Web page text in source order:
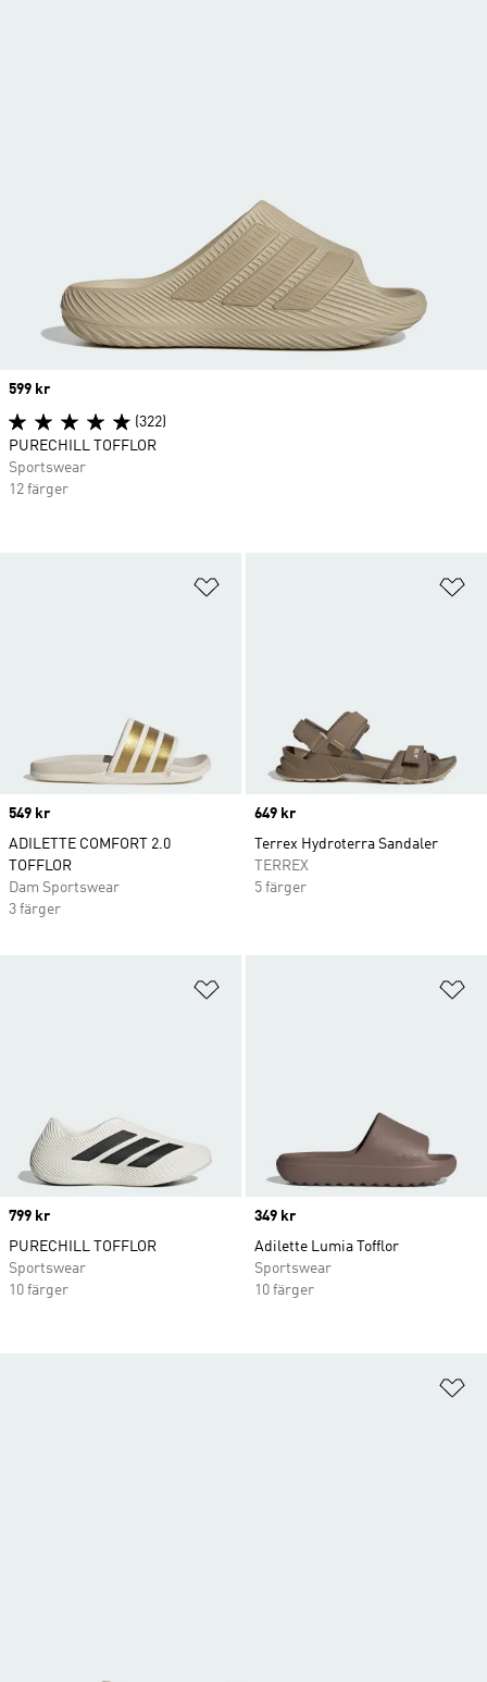
Price
549 kr
ADILETTE COMFORT 2.0
TOFFLOR
Dam Sportswear
3 färger
Price
649 kr
Terrex Hydroterra Sandaler
TERREX
5 färger
Price
799 kr
PURECHILL TOFFLOR
Sportswear
10 färger
Price
349 kr
Adilette Lumia Tofflor
Sportswear
10 färger
Price
599 kr
(322)
PURECHILL TOFFLOR
Sportswear
12 färger